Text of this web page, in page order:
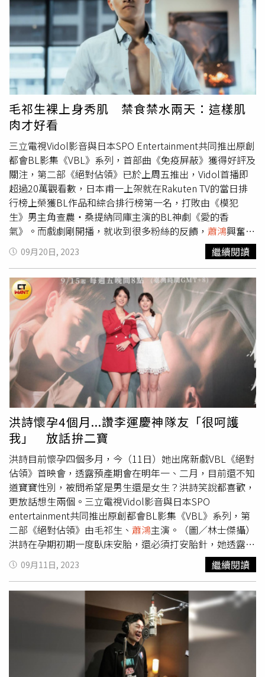
戲外，我覺得他們的個性就是很互補，有時候看著他們私下
互動時，我自己都不經意就露出了姨母笑。」
備。楊懿軒、洪暐哲「公費旅遊」到日本東京塔前觀光。
（圖／三立）兩對CP更為了日本觀眾特別開IG直播，對觀
眾支持的熱情表達感謝之意，楊懿軒與洪暐哲說：「我們很
感動也很感謝大家看戲後的反饋和支持，很希望繼續以各種
形式與喜愛我們的觀眾們有見面的機會。」毛祁生與蕭鴻
示：「我們從未想過能獲得這麼多喜愛，甚至在訪問時日本
媒體對戲的很多細節的提問都很深入，我們感到非常幸運和
開心，沒有觀眾們的支持就不會有這一切，真的很感謝大
家！」雙CP此行與知名日本漫畫家環煉老師在東京相見
歡，環煉老師擔任《免疫屏蔽》條漫的監製，也是《絕對佔
領》日本條漫的作家，曾親自來台灣探班《絕對佔領》的拍
攝，環煉老師直呼看到毛祁生與蕭鴻演戲，比自己原先想像
的劇本中兩位男主角更加帥氣和情感互動真摯，「毛祁生即
使不說話，光是站在現場就很有霸氣和貴氣，特別是毛祁生
的演技很細膩，在小細節的表現上，我感受到他是很優秀的
演員。我對兩人演出的《絕對佔領》全部都很喜歡，唯一的
遺憾只有每集播出只有20分鐘實在太短暫了。」毛祁生、蕭
鴻
在東京買滑雪板。（圖／三立）鑒於近年來OTT平台發展
的多元化，國內觀眾收視習慣逐步轉變，陪伴大家七年的
Vidol將於11月27日中午12點起停止相關營運，但深受眾多
觀眾喜愛的VBL系列戲劇不受影嚮，已播映的VBL系列《免
疫屏蔽》、《絕對佔領》將全劇轉移至YouTube《VBL
Series》頻道播映，預計上檔之《保留席位》《恆久定律》
也將於該頻道上架播出，三立都會台也將開闢時段播出VBL
系列。
毛祁生裸上身秀肌 禁食禁水兩天：這樣肌
肉才好看
三立電視Vidol影音與日本SPO Entertainment共同推出原創
都會BL影集《VBL》系列，首部曲《免疫屏蔽》獲得好評及
關注，第二部《絕對佔領》已於上周五推出，Vidol首播即
超過20萬觀看數，日本甫一上架就在Rakuten TV的當日排
行榜上榮獲BL作品和綜合排行榜第一名，打敗由《模犯
生》男主角查農‧桑提納同庫主演的BL神劇《愛的香
氣》。而戲劇剛開播，就收到很多粉絲的反饋， 蕭鴻興奮得
表示：「收到反饋我都會放在心裡！」也認為戲劇的影響力
很大，粉絲的留言多了很多英文、日文，感覺很神奇。毛祁
生也說：「這部戲讓我們玩得很開心。」毛祁生與蕭鴻間總
經理與小秘書互動有趣。（圖／三立）《絕對佔領》才推出
不到一周，總經理的毛祁生霸氣、小秘書
蕭鴻可愛，完全撩
住粉絲們的心，特別是小秘書剛上任，毛祁生秀結實線條身
材，蕭鴻
透露自己在片場會情不自禁偷摸兩把：「我滿開心
的，因為現場其他人都只能用眼睛看，感覺好像我們變得更
親密了。」也表示自己很喜歡有毛祁生在身邊：「如果毛祁
生不在我的右邊的話很不習慣，因為發生任何事時我都會想
要看他一眼，如果有一天他不在了，我大概會跟堯舜宇一樣
慌張吧！」毛祁生也很有默契地回答 蕭鴻 的存在，讓他很有
安全感，只要在自己不自在或對環境陌生的情況下，都會很
自然得去找蕭鴻。毛祁生和蕭鴻表示兩人在拍戲初期收工後
就會一起去健身，蕭鴻雖然本身也有健身習慣，但毛祁生的
訓練量讓他很很驚人，而 蕭鴻本來就有健身，試戲時實際身
材偏壯，經紀人要求他演小秘書要讓肌肉消風，不可鍛鍊背
肌胸肌。在拍戲現場，毛祁生上戲前會再多做運動讓肌肉充
血，蕭鴻則充當人體健身器材，讓毛祁生按著自己的左右手
臂，蕭鴻發力抗衡，好讓他鍛鍊胸肌。蕭鴻笑說兩人拍完戲
會互傳上身半裸照，相互檢視對方健身進度和身材，而毛祁
生的手臂肌最讓蕭鴻羨慕，因為線條非常明顯，胸肌和腹肌
就像巧克力一樣塊塊分明，還透露毛祁生平日私下穿著是運
動風，喜歡穿運動背心秀出手臂肌。而毛祁生則說最喜歡蕭
鴻的腹肌和人魚線，「那很難練出來的，他天生有材料。」
毛祁生為了維持傲人身材，在不拍戲期間也都維持健身，因
為隨時都要準備好。如果拍戲期間有裸露的戲，毛祁生是從
前一天就開始禁食，前一天傍晚開始禁水，連水都不喝，他
說：「這樣脫水到極限，肌肉才會更好看。」但痛苦的是他
常希望脫戲能第一場就拍掉，但往往都是最後一場拍，等於
要禁食兩天，大家放飯時都要躲很遠，不敢聞到飯菜香。
09月20日, 2023 繼續閱讀
洪詩懷孕4個月...讚李運慶神隊友「很呵護
我」 放話拚二寶
洪詩目前懷孕四個多月，今（11日）她出席新戲VBL《絕對
佔領》首映會，透露預產期會在明年一、二月，目前還不知
道寶寶性別，被問希望是男生還是女生？洪詩笑說都喜歡，
更放話想生兩個。三立電視Vidol影音與日本SPO
entertainment共同推出原創都會BL影集《VBL》系列，第
二部《絕對佔領》由毛祁生、 蕭鴻主演。（圖／林士傑攝）
洪詩在孕期初期一度臥床安胎，還必須打安胎針，她透露，
當時食慾也很差，吃什麼都想吐，體重一度掉到比孕前還
瘦。目前胎兒已經穩定，她現在體重大約54公斤，還是會遵
守醫師的指示，能休息就休息，「我身體目前被寶寶『絕對
佔領』中，就要乖乖的。」孫沁岳、毛祁生、蕭鴻、洪詩、
林巧媛出席《絕對佔領》首映會。（圖／林士傑攝）她讚老
公李運慶本來就是體貼的人，自她懷孕後，又更加貼心，
「現在每頓早餐都是他做的，真的很呵護我，那陣子比較危
險，他都不會讓我走到路，我希望小孩出生的時候他也是神
隊友。」目前還不知道小孩性別，會在性別派對時揭曉，李
09月11日, 2023 繼續閱讀